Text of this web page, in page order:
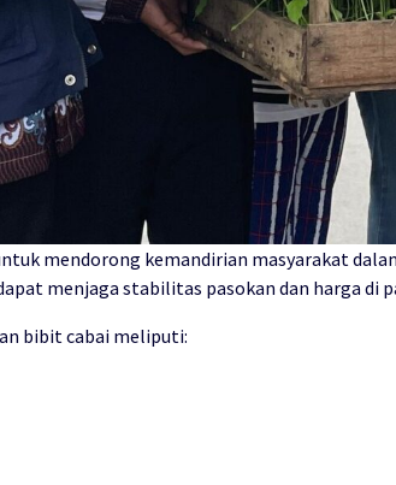
mendorong kemandirian masyarakat
menjaga stabilitas pasokan dan harga di
bibit cabai meliputi: